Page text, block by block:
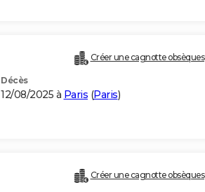
Créer une cagnotte obsèques
Décès
12/08/2025 à Paris (Paris)
Créer une cagnotte obsèques